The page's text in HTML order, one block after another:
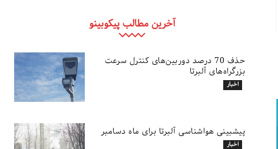
آخرین مطالب پیکوبینو
حذف 70 درصد دوربین‌های کنترل سرعت
بزرگراه‌های آلبرتا
اخبار
پیشبینی هواشناسی آلبرتا برای ماه دسامبر
اخبار